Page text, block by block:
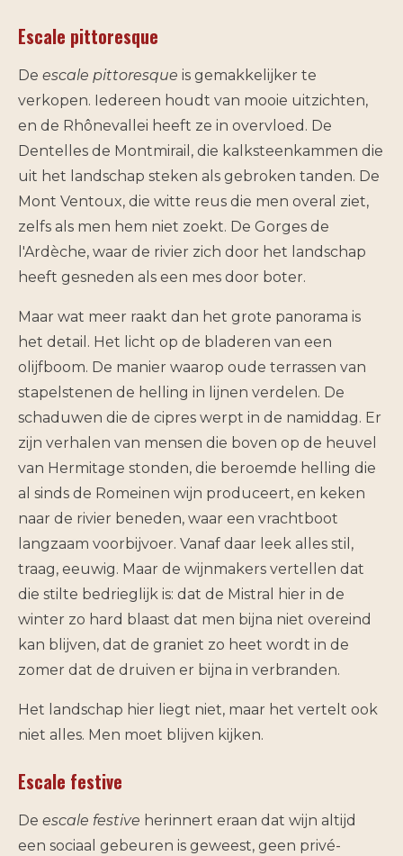
Escale pittoresque
De escale pittoresque is gemakkelijker te
verkopen. Iedereen houdt van mooie uitzichten,
en de Rhônevallei heeft ze in overvloed. De
Dentelles de Montmirail, die kalksteenkammen die
uit het landschap steken als gebroken tanden. De
Mont Ventoux, die witte reus die men overal ziet,
zelfs als men hem niet zoekt. De Gorges de
l'Ardèche, waar de rivier zich door het landschap
heeft gesneden als een mes door boter.
Maar wat meer raakt dan het grote panorama is
het detail. Het licht op de bladeren van een
olijfboom. De manier waarop oude terrassen van
stapelstenen de helling in lijnen verdelen. De
schaduwen die de cipres werpt in de namiddag. Er
zijn verhalen van mensen die boven op de heuvel
van Hermitage stonden, die beroemde helling die
al sinds de Romeinen wijn produceert, en keken
naar de rivier beneden, waar een vrachtboot
langzaam voorbijvoer. Vanaf daar leek alles stil,
traag, eeuwig. Maar de wijnmakers vertellen dat
die stilte bedrieglijk is: dat de Mistral hier in de
winter zo hard blaast dat men bijna niet overeind
kan blijven, dat de graniet zo heet wordt in de
zomer dat de druiven er bijna in verbranden.
Het landschap hier liegt niet, maar het vertelt ook
niet alles. Men moet blijven kijken.
Escale festive
De escale festive herinnert eraan dat wijn altijd
een sociaal gebeuren is geweest, geen privé-